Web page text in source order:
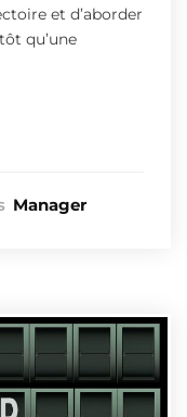
et d’aborder
qu’une
Manager